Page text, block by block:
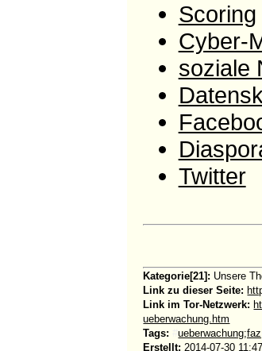
Scoring
Cyber-
soziale
Twitter
Kategorie[21]: Unsere
Link zu dieser Seite:
Link im Tor-Netzwerk:
ueberwachung.htm
Tags:
#
Erstellt: 2014-07-30